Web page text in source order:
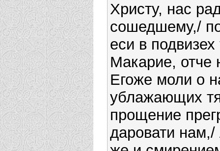
Христу, нас
сошедшему,/
еси в подвизех
Макарие, отче
Егоже моли о
ублажающих
прощение
даровати